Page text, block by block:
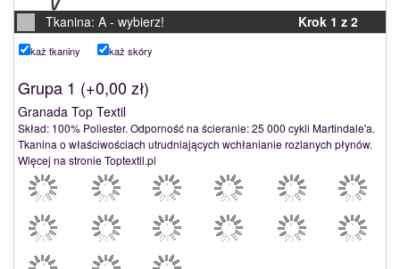
Tkanina: A - wybierz! Krok 1 z 2
Pokaż tkaniny Pokaż skóry
Grupa 1 (+0,00 zł)
Granada Top Textil
Skład: 100% Poliester. Odporność na ścieranie: 25 000 cykli Martindale'a.
Tkanina o właściwościach utrudniających wchłanianie rozlanych płynów.
Więcej na stronie Toptextil.pl